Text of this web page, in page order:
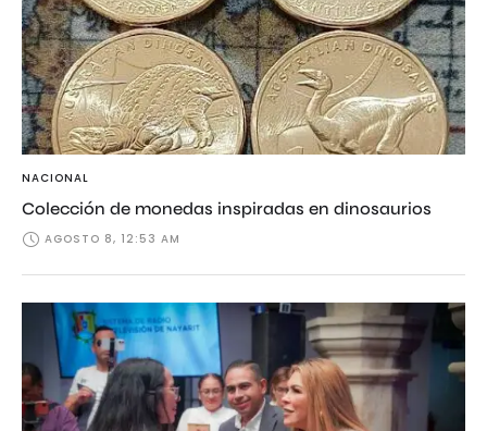
NACIONAL
Colección de monedas inspiradas en dinosaurios
AGOSTO 8, 12:53 AM